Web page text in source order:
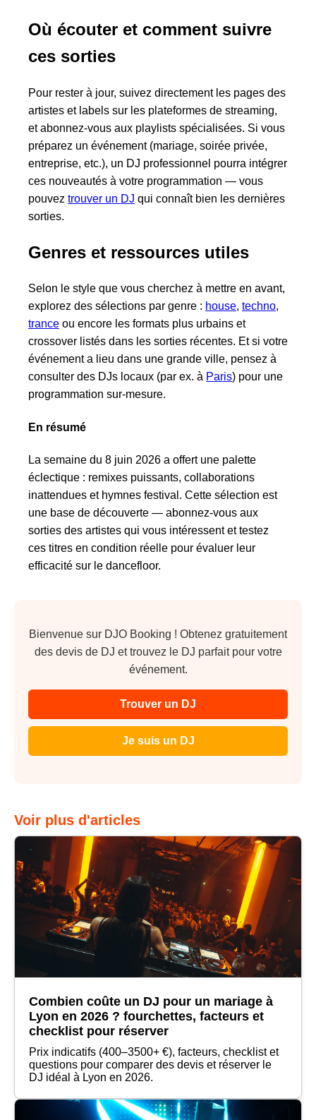
Où écouter et comment suivre
ces sorties
Pour rester à jour, suivez directement les pages des
artistes et labels sur les plateformes de streaming,
et abonnez-vous aux playlists spécialisées. Si vous
préparez un événement (mariage, soirée privée,
entreprise, etc.), un DJ professionnel pourra intégrer
ces nouveautés à votre programmation — vous
pouvez trouver un DJ qui connaît bien les dernières
sorties.
Genres et ressources utiles
Selon le style que vous cherchez à mettre en avant,
explorez des sélections par genre : house, techno,
trance ou encore les formats plus urbains et
crossover listés dans les sorties récentes. Et si votre
événement a lieu dans une grande ville, pensez à
consulter des DJs locaux (par ex. à Paris) pour une
programmation sur-mesure.
En résumé
La semaine du 8 juin 2026 a offert une palette
éclectique : remixes puissants, collaborations
inattendues et hymnes festival. Cette sélection est
une base de découverte — abonnez-vous aux
sorties des artistes qui vous intéressent et testez
ces titres en condition réelle pour évaluer leur
efficacité sur le dancefloor.
Bienvenue sur DJO Booking ! Obtenez gratuitement
des devis de DJ et trouvez le DJ parfait pour votre
événement.
Trouver un DJ
Je suis un DJ
Voir plus d'articles
Combien coûte un DJ pour un mariage à
Lyon en 2026 ? fourchettes, facteurs et
checklist pour réserver
Prix indicatifs (400–3500+ €), facteurs, checklist et
questions pour comparer des devis et réserver le
DJ idéal à Lyon en 2026.